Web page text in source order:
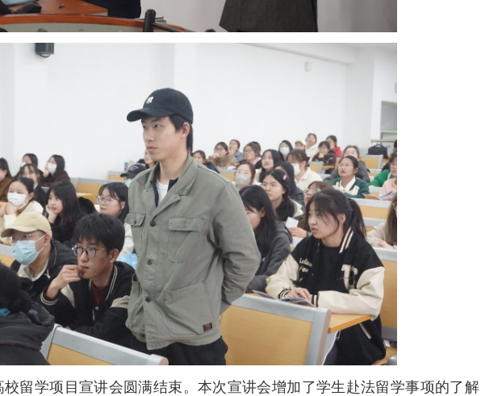
留学项目宣讲会圆满结束。本次宣讲会增加了学生赴法留学事项的了